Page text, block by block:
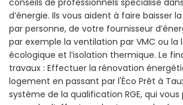
d’énergie. Ils vous aident à faire baisser
par personne, de votre fournisseur
par exemple la ventilation par VMC ou la
écologique et l’isolation thermique. Le
travaux : Effectuer la rénovation
logement en passant par l'Éco Prêt à
système de la qualification RGE, qui